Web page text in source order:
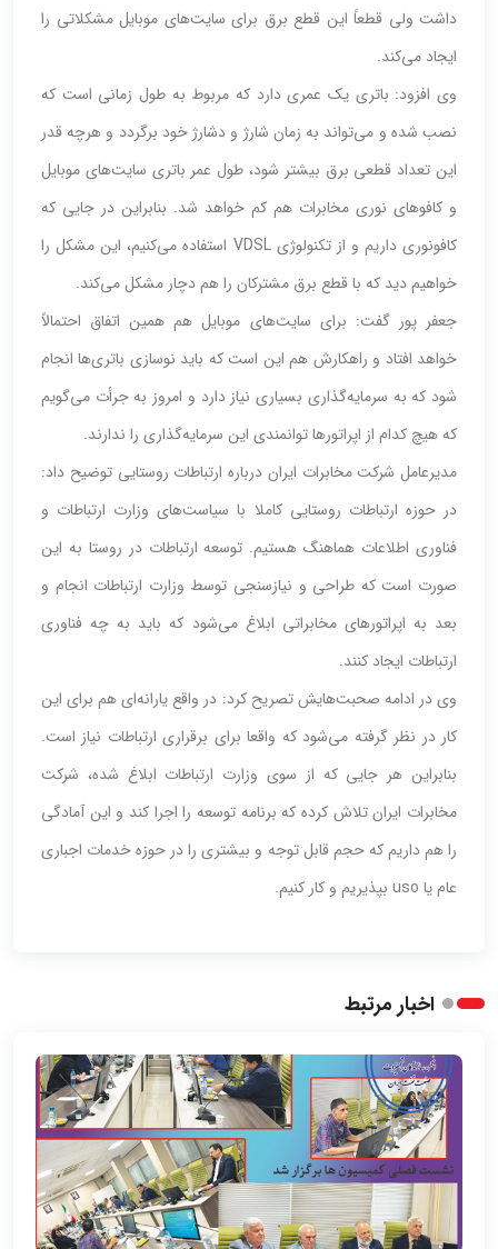
داشت ولی قطعاً این قطع برق برای سایت‌های موبایل مشکلاتی را
ایجاد می‌کند.
وی افزود: باتری یک عمری دارد که مربوط به طول زمانی است که
نصب شده و می‌تواند به زمان شارژ و دشارژ خود برگردد و هرچه قدر
این تعداد قطعی برق بیشتر شود، طول عمر باتری‌ سایت‌های موبایل
و کافوهای نوری مخابرات هم کم خواهد شد. بنابراین در جایی که
کافونوری داریم و از تکنولوژی VDSL استفاده می‌کنیم، این مشکل را
خواهیم دید که با قطع برق مشترکان را هم دچار مشکل می‌کند.
جعفر پور گفت: برای سایت‌های موبایل هم همین اتفاق احتمالاً
خواهد افتاد و راهکارش هم این است که باید نوسازی باتری‌ها انجام
شود که به سرمایه‌گذاری بسیاری نیاز دارد و امروز به جرأت می‌گویم
که هیچ کدام از اپراتورها توانمندی این سرمایه‌گذاری را ندارند.
مدیرعامل شرکت مخابرات ایران درباره ارتباطات روستایی توضیح داد:
در حوزه ارتباطات روستایی کاملا با سیاست‌های وزارت ارتباطات و
فناوری اطلاعات هماهنگ هستیم. توسعه ارتباطات در روستا به این
صورت است که طراحی و نیازسنجی توسط وزارت ارتباطات انجام و
بعد به اپراتورهای مخابراتی ابلاغ می‌شود که باید به چه فناوری
ارتباطات ایجاد کنند.
وی در ادامه صحبت‌هایش تصریح کرد: در واقع یارانه‌ای هم برای این
کار در نظر گرفته می‌شود که واقعا برای برقراری ارتباطات نیاز است.
بنابراین هر جایی که از سوی وزارت ارتباطات ابلاغ شده، شرکت
مخابرات ایران تلاش کرده‌ که برنامه توسعه را اجرا کند و این آمادگی
را هم داریم که حجم قابل توجه و بیشتری را در حوزه خدمات اجباری
عام یا uso بپذیریم و کار کنیم.
اخبار مرتبط